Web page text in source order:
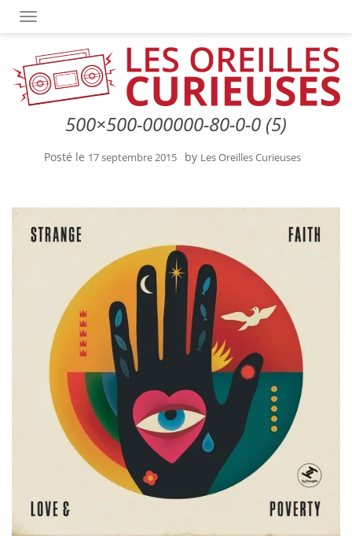
OUVRIR/FERMER LA NAVIGATION
500×500-000000-80-0-0 (5)
Posté le 17 septembre 2015 by Les Oreilles Curieuses